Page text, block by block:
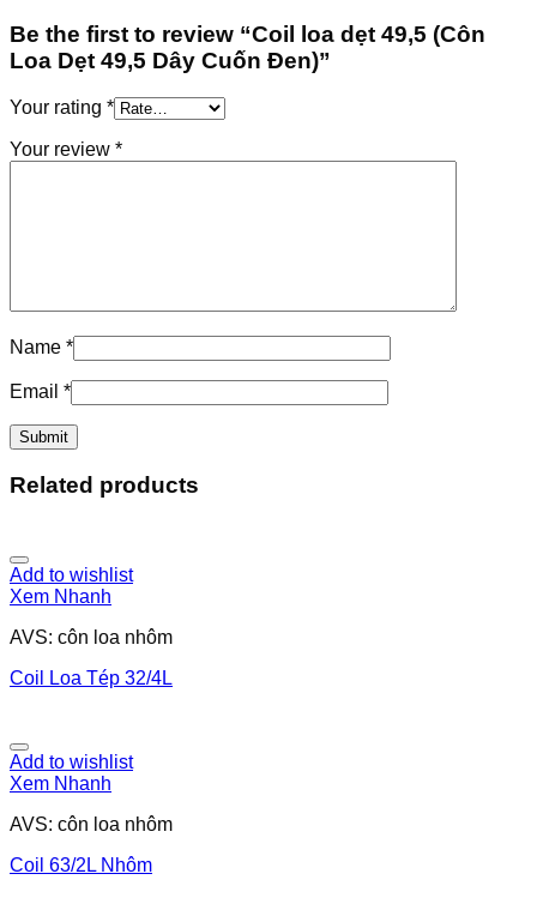
Be the first to review “Coil loa dẹt 49,5 (Côn
Loa Dẹt 49,5 Dây Cuốn Đen)”
Your rating *
Your review *
Name *
Email *
Related products
Add to wishlist
Xem Nhanh
AVS: côn loa nhôm
Coil Loa Tép 32/4L
Add to wishlist
Xem Nhanh
AVS: côn loa nhôm
Coil 63/2L Nhôm